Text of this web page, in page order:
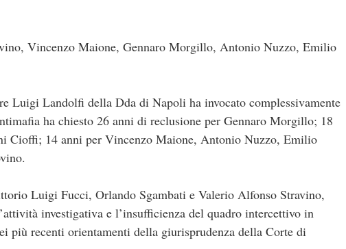
Vincenzo Maione, Gennaro Morgillo, Antonio Nuzzo, Emilio
Luigi Landolfi della Dda di Napoli ha invocato complessivamente
ha chiesto 26 anni di reclusione per Gennaro Morgillo; 18
Cioffi; 14 anni per Vincenzo Maione, Antonio Nuzzo, Emilio
Luigi Fucci, Orlando Sgambati e Valerio Alfonso Stravino,
investigativa e l’insufficienza del quadro intercettivo in
più recenti orientamenti della giurisprudenza della Corte di